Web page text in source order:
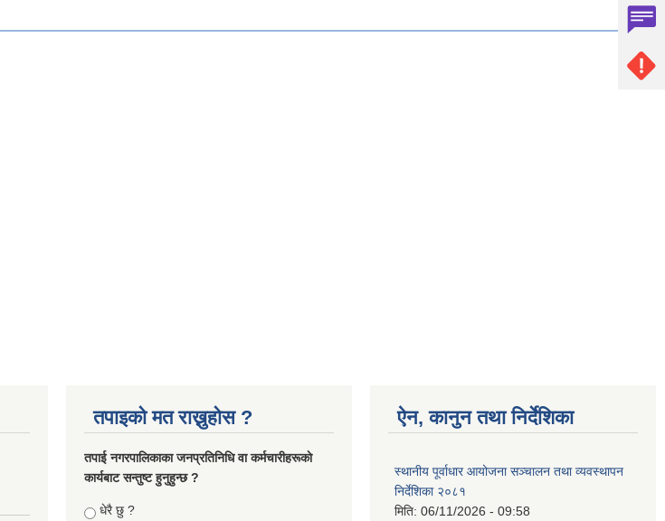
तपाइको मत राख्नुहोस ?
तपा‌ई नगरपालिकाका जनप्रतिनिधि वा कर्मचारीहरूकाे
कार्यबाट सन्तुष्ट हुनुहुन्छ ?
Choices
धेरै छु ?
ऐन, कानुन तथा निर्देशिका
स्थानीय पूर्वाधार आयोजना सञ्चालन तथा व्यवस्थापन
निर्देशिका २०८१
मिति: 06/11/2026 - 09:58